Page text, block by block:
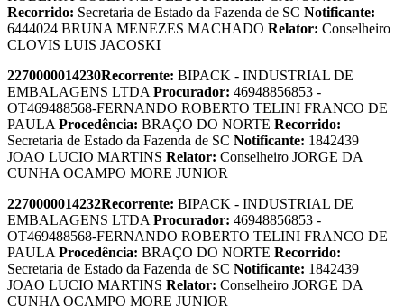
Recorrido: Secretaria de Estado da Fazenda de SC Notificante:
6444024 BRUNA MENEZES MACHADO Relator: Conselheiro
CLOVIS LUIS JACOSKI
2270000014230Recorrente: BIPACK - INDUSTRIAL DE
EMBALAGENS LTDA Procurador: 46948856853 -
OT469488568-FERNANDO ROBERTO TELINI FRANCO DE
PAULA Procedência: BRAÇO DO NORTE Recorrido:
Secretaria de Estado da Fazenda de SC Notificante: 1842439
JOAO LUCIO MARTINS Relator: Conselheiro JORGE DA
CUNHA OCAMPO MORE JUNIOR
2270000014232Recorrente: BIPACK - INDUSTRIAL DE
EMBALAGENS LTDA Procurador: 46948856853 -
OT469488568-FERNANDO ROBERTO TELINI FRANCO DE
PAULA Procedência: BRAÇO DO NORTE Recorrido:
Secretaria de Estado da Fazenda de SC Notificante: 1842439
JOAO LUCIO MARTINS Relator: Conselheiro JORGE DA
CUNHA OCAMPO MORE JUNIOR